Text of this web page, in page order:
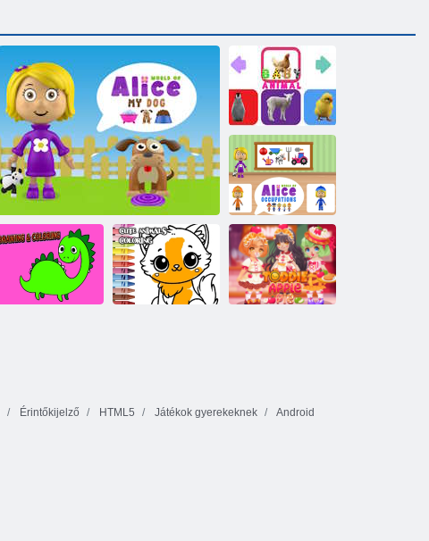
Bébi állat
Alice
foglalkozások
világa
Érintőkijelző HTML5 Játékok gyerekeknek Android